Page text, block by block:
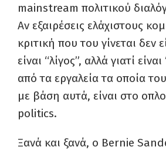
mainstream πολιτικού
Αν εξαιρέσεις ελάχιστους
κριτική που του γίνεται δεν
είναι “λίγος”, αλλά γιατί
από τα εργαλεία τα οποία του
με βάση αυτά, είναι στο
politics.
Ξανά και ξανά, ο Bernie